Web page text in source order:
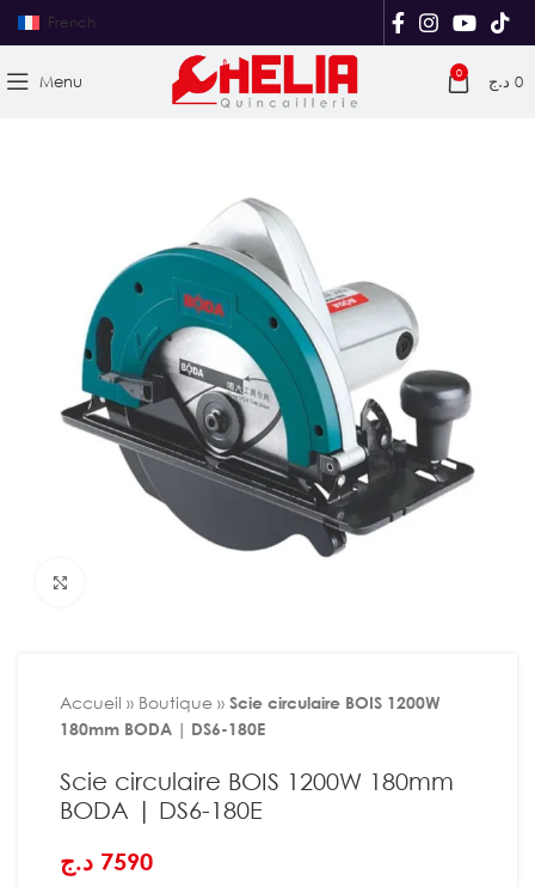
French
Menu 0 0 د.ج
Accueil » Boutique » Scie circulaire BOIS 1200W
180mm BODA | DS6-180E
Scie circulaire BOIS 1200W 180mm
BODA | DS6-180E
7590 د.ج